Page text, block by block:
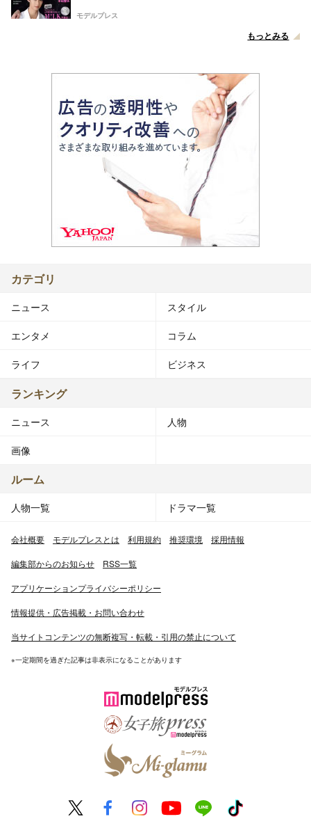
モデルプレス
もっとみる
カテゴリ
ニュース スタイル
エンタメ コラム
ライフ ビジネス
ランキング
ニュース 人物
画像
ルーム
人物一覧 ドラマ一覧
会社概要 モデルプレスとは 利用規約 推奨環境 採用情報
編集部からのお知らせ RSS一覧
アプリケーションプライバシーポリシー
情報提供・広告掲載・お問い合わせ
当サイトコンテンツの無断複写・転載・引用の禁止について
※一定期間を過ぎた記事は非表示になることがあります